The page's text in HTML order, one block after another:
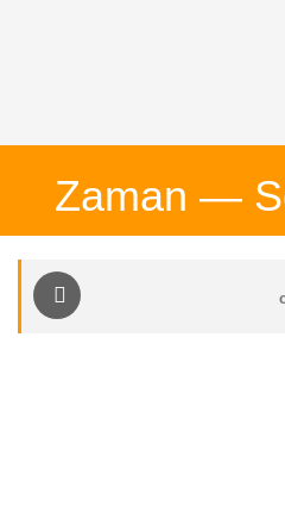
Zaman —